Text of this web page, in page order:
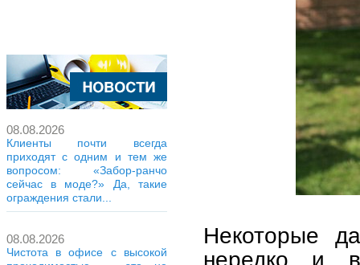
08.08.2026
Клиенты почти всегда
приходят с одним и тем же
вопросом: «Забор-ранчо
сейчас в моде?» Да, такие
ограждения стали...
08.08.2026
Чистота в офисе с высокой
Некоторые
нередко и